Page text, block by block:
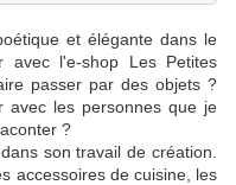
et élégante dans le
avec l'e-shop Les Petites
passer par des objets ?
avec les personnes que je
?
son travail de création.
accessoires de cuisine, les